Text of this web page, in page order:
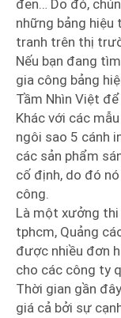
đen… Do đó,
những bảng hiệu
tranh trên thị
Nếu bạn đang
gia công bảng
Tầm Nhìn Việt
Khác với các
ngôi sao 5 cánh
các sản phẩm
cố định, do đó
công.
Là một xưởng
tphcm, Quảng
được nhiều đơn
cho các công ty
Thời gian gần
giá cả bởi sự